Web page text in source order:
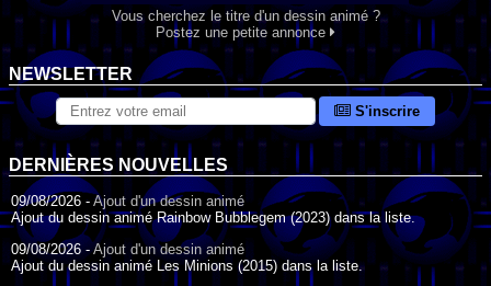
Vous cherchez le titre d'un dessin animé ?
Postez une petite annonce
NEWSLETTER
S'inscrire
DERNIÈRES NOUVELLES
09/08/2026 - Ajout d'un dessin animé
Ajout du dessin animé Rainbow Bubblegem (2023) dans la liste.
09/08/2026 -Ajout d'un dessin animé
Ajout du dessin animé Les Minions (2015) dans la liste.